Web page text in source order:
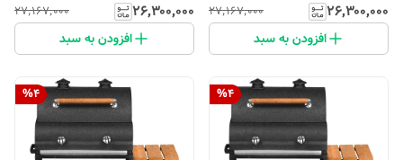
۲۶٬۳۰۰٬۰۰۰ ۲۷٬۱۶۷٬۰۰۰
افزودن به سبد
۲۶٬۳۰۰٬۰۰۰ ۲۷٬۱۶۷٬۰۰۰
افزودن به سبد
%4
%4